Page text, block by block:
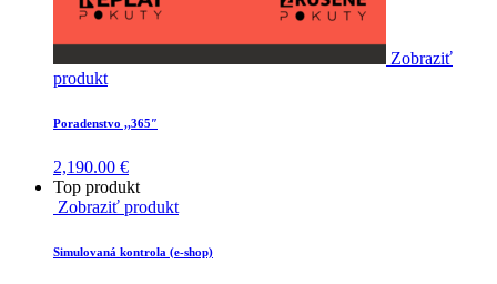
Zobraziť
produkt
Poradenstvo ,,365″
2,190.00 €
Top produkt
Zobraziť produkt
Simulovaná kontrola (e-shop)